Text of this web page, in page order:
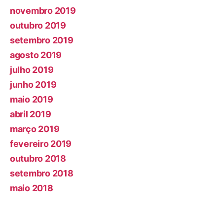
novembro 2019
outubro 2019
setembro 2019
agosto 2019
julho 2019
junho 2019
maio 2019
abril 2019
março 2019
fevereiro 2019
outubro 2018
setembro 2018
maio 2018